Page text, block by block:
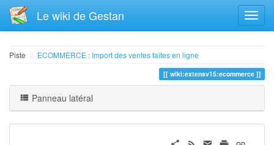
Le wiki de Gestan
Piste ECOMMERCE : Import des ventes faites en ligne
wiki:extensv15:ecommerce
Panneau latéral